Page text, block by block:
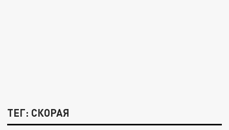
ТЕГ: СКОРАЯ